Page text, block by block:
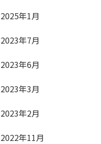
2025年1月
2023年7月
2023年6月
2023年3月
2023年2月
2022年11月